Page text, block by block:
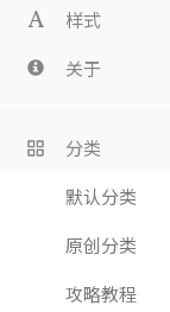
样式
关于
分类
默认分类
原创分类
攻略教程